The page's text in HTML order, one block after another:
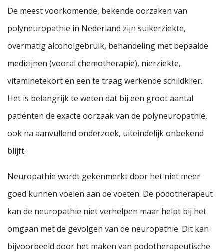
De meest voorkomende, bekende oorzaken van
polyneuropathie in Nederland zijn suikerziekte,
overmatig alcoholgebruik, behandeling met bepaalde
medicijnen (vooral chemotherapie), nierziekte,
vitaminetekort en een te traag werkende schildklier.
Het is belangrijk te weten dat bij een groot aantal
patiënten de exacte oorzaak van de polyneuropathie,
ook na aanvullend onderzoek, uiteindelijk onbekend
blijft.
Neuropathie wordt gekenmerkt door het niet meer
goed kunnen voelen aan de voeten. De podotherapeut
kan de neuropathie niet verhelpen maar helpt bij het
omgaan met de gevolgen van de neuropathie. Dit kan
bijvoorbeeld door het maken van podotherapeutische